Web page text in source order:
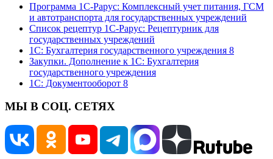
Программа 1С-Рарус: Комплексный учет питания, ГСМ
и автотранспорта для государственных учреждений
Список рецептур 1С-Рарус: Рецептурник для
государственных учреждений
1С: Бухгалтерия государственного учреждения 8
Закупки. Дополнение к 1С: Бухгалтерия
государственного учреждения
1С: Документооборот 8
МЫ В СОЦ. СЕТЯХ